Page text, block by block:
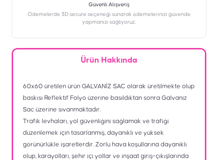
Güvenli Alışveriş
Ödemelerde 3D secure seçeneği sunarak ödemelerinizi güvende
yapmanızı sağlıyoruz.
Ürün Hakkında
60x60 üretilen ürün GALVANİZ SAC olarak üretilmekte olup
baskısı Reflektif Folyo üzerine basıldıktan sonra Galvaniz
Sac üzerine sıvanmaktadır.
Trafik levhaları, yol güvenliğini sağlamak ve trafiği
düzenlemek için tasarlanmış, dayanıklı ve yüksek
görünürlükle işaretlerdir. Zorlu hava koşullarına dayanıklı
olup, karayolları, şehir içi yollar ve inşaat giriş-çıkışlarında